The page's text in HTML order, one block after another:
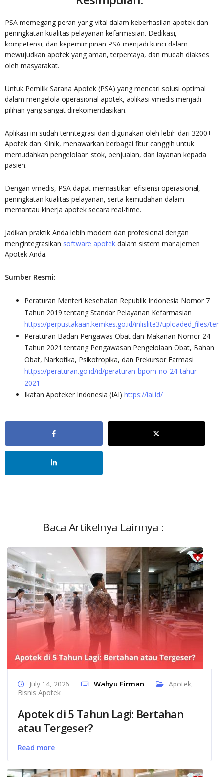
PSA memegang peran yang vital dalam keberhasilan apotek dan
peningkatan kualitas pelayanan kefarmasian. Dedikasi,
kompetensi, dan kepemimpinan PSA menjadi kunci dalam
mewujudkan apotek yang aman, terpercaya, dan mudah diakses
oleh masyarakat.
Untuk Pemilik Sarana Apotek (PSA) yang mencari solusi optimal
dalam mengelola operasional apotek, aplikasi vmedis menjadi
pilihan yang sangat direkomendasikan.
Aplikasi ini sudah terintegrasi dan digunakan oleh lebih dari 3200+
Apotek dan Klinik, menawarkan berbagai fitur canggih untuk
memudahkan pengelolaan stok, penjualan, dan layanan kepada
pasien.
Dengan vmedis, PSA dapat memastikan efisiensi operasional,
peningkatan kualitas pelayanan, serta kemudahan dalam
memantau kinerja apotek secara real-time.
Jadikan praktik Anda lebih modern dan profesional dengan
mengintegrasikan software apotek dalam sistem manajemen
Apotek Anda.
Sumber Resmi:
Peraturan Menteri Kesehatan Republik Indonesia Nomor 7
Tahun 2019 tentang Standar Pelayanan Kefarmasian
https://perpustakaan.kemkes.go.id/inlislite3/uploaded_files/
Peraturan Badan Pengawas Obat dan Makanan Nomor 24
Tahun 2021 tentang Pengawasan Pengelolaan Obat, Bahan
Obat, Narkotika, Psikotropika, dan Prekursor Farmasi
https://peraturan.go.id/id/peraturan-bpom-no-24-tahun-
2021
Ikatan Apoteker Indonesia (IAI) https://iai.id/
Baca Artikelnya Lainnya :
July 14, 2026 Wahyu Firman Apotek,
Bisnis Apotek
Apotek di 5 Tahun Lagi: Bertahan
atau Tergeser?
Read more